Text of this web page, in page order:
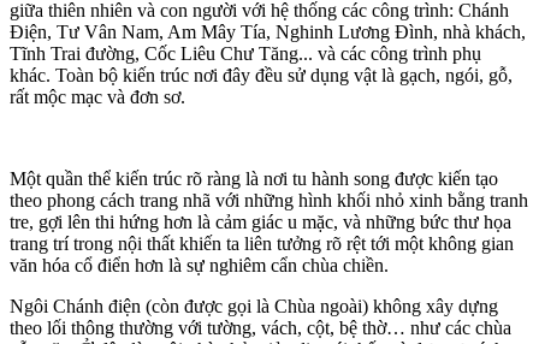
giữa thiên nhiên và con người với hệ thống các công trình: Chánh
Điện, Tư Vân Nam, Am Mây Tía, Nghinh Lương Đình, nhà khách,
Tĩnh Trai đường, Cốc Liêu Chư Tăng... và các công trình phụ
khác. Toàn bộ kiến trúc nơi đây đều sử dụng vật là gạch, ngói, gỗ,
rất mộc mạc và đơn sơ.
Một quần thể kiến trúc rõ ràng là nơi tu hành song được kiến tạo
theo phong cách trang nhã với những hình khối nhỏ xinh bằng tranh
tre, gợi lên thi hứng hơn là cảm giác u mặc, và những bức thư họa
trang trí trong nội thất khiến ta liên tưởng rõ rệt tới một không gian
văn hóa cổ điển hơn là sự nghiêm cẩn chùa chiền.
Ngôi Chánh điện (còn được gọi là Chùa ngoài) không xây dựng
theo lối thông thường với tường, vách, cột, bệ thờ… như các chùa